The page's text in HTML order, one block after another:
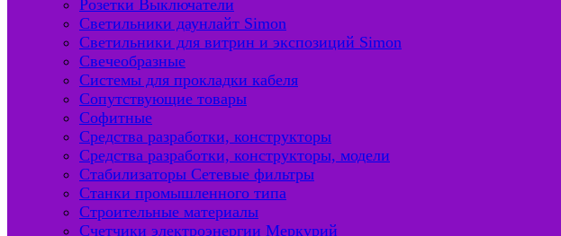
Розетки Выключатели
Светильники даунлайт Simon
Светильники для витрин и экспозиций Simon
Свечеобразные
Системы для прокладки кабеля
Сопутствующие товары
Софитные
Средства разработки, конструкторы
Средства разработки, конструкторы, модели
Стабилизаторы Сетевые фильтры
Станки промышленного типа
Строительные материалы
Счетчики электроэнергии Меркурий